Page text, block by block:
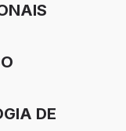
DE